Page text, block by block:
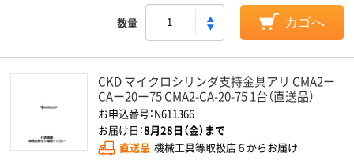
数量 カゴへ
CKD マイクロシリンダ支持金具アリ CMA2ー
CAー20ー75 CMA2-CA-20-75 1台（直送品）
お申込番号：N611366
お届け日：8月28日（金）まで
直送品 機械工具等取扱店６からお届け